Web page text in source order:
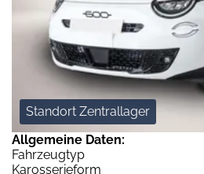
Standort Zentrallager
Allgemeine Daten:
Fahrzeugtyp
Karosserieform